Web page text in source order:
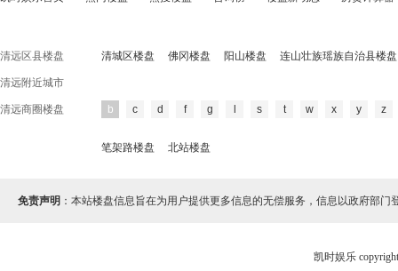
清远区县楼盘 清城区楼盘 佛冈楼盘 阳山楼盘 连山壮族瑶族自治县楼盘
清远附近城市
清远商圈楼盘 b c d f g s t w x y z
笔架路楼盘 北站楼盘
免责声明 ：本站楼盘信息旨在为用户提供更多信息的无偿服务，信息以政府部门
凯时娱乐